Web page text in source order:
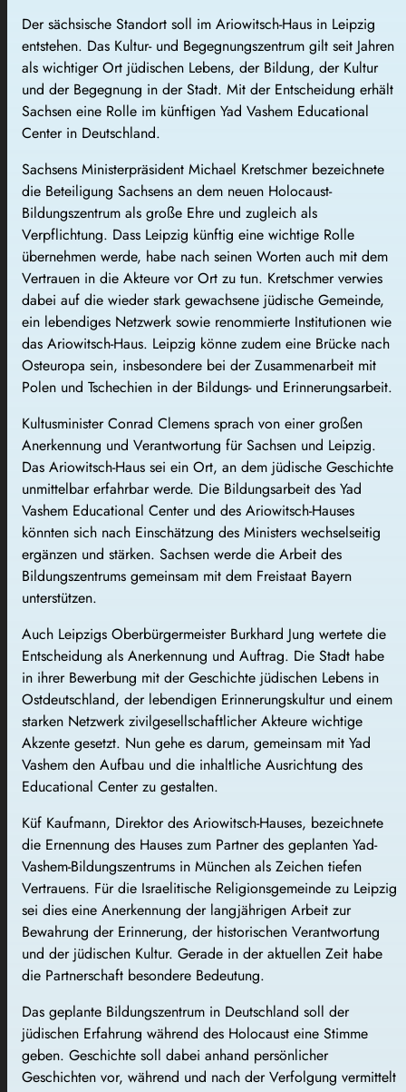
Der sächsische Standort soll im Ariowitsch-Haus in Leipzig
entstehen. Das Kultur- und Begegnungszentrum gilt seit Jahren
als wichtiger Ort jüdischen Lebens, der Bildung, der Kultur
und der Begegnung in der Stadt. Mit der Entscheidung erhält
Sachsen eine Rolle im künftigen Yad Vashem Educational
Center in Deutschland.
Sachsens Ministerpräsident Michael Kretschmer bezeichnete
die Beteiligung Sachsens an dem neuen Holocaust-
Bildungszentrum als große Ehre und zugleich als
Verpflichtung. Dass Leipzig künftig eine wichtige Rolle
übernehmen werde, habe nach seinen Worten auch mit dem
Vertrauen in die Akteure vor Ort zu tun. Kretschmer verwies
dabei auf die wieder stark gewachsene jüdische Gemeinde,
ein lebendiges Netzwerk sowie renommierte Institutionen wie
das Ariowitsch-Haus. Leipzig könne zudem eine Brücke nach
Osteuropa sein, insbesondere bei der Zusammenarbeit mit
Polen und Tschechien in der Bildungs- und Erinnerungsarbeit.
Kultusminister Conrad Clemens sprach von einer großen
Anerkennung und Verantwortung für Sachsen und Leipzig.
Das Ariowitsch-Haus sei ein Ort, an dem jüdische Geschichte
unmittelbar erfahrbar werde. Die Bildungsarbeit des Yad
Vashem Educational Center und des Ariowitsch-Hauses
könnten sich nach Einschätzung des Ministers wechselseitig
ergänzen und stärken. Sachsen werde die Arbeit des
Bildungszentrums gemeinsam mit dem Freistaat Bayern
unterstützen.
Auch Leipzigs Oberbürgermeister Burkhard Jung wertete die
Entscheidung als Anerkennung und Auftrag. Die Stadt habe
in ihrer Bewerbung mit der Geschichte jüdischen Lebens in
Ostdeutschland, der lebendigen Erinnerungskultur und einem
starken Netzwerk zivilgesellschaftlicher Akteure wichtige
Akzente gesetzt. Nun gehe es darum, gemeinsam mit Yad
Vashem den Aufbau und die inhaltliche Ausrichtung des
Educational Center zu gestalten.
Küf Kaufmann, Direktor des Ariowitsch-Hauses, bezeichnete
die Ernennung des Hauses zum Partner des geplanten Yad-
Vashem-Bildungszentrums in München als Zeichen tiefen
Vertrauens. Für die Israelitische Religionsgemeinde zu Leipzig
sei dies eine Anerkennung der langjährigen Arbeit zur
Bewahrung der Erinnerung, der historischen Verantwortung
und der jüdischen Kultur. Gerade in der aktuellen Zeit habe
die Partnerschaft besondere Bedeutung.
Das geplante Bildungszentrum in Deutschland soll der
jüdischen Erfahrung während des Holocaust eine Stimme
geben. Geschichte soll dabei anhand persönlicher
Geschichten vor, während und nach der Verfolgung vermittelt